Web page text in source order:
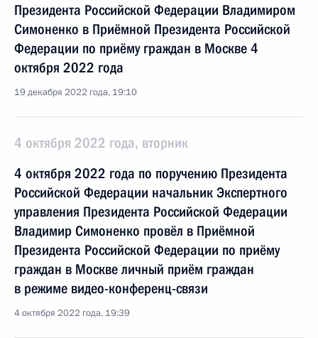
Президента Российской Федерации Владимиром
Симоненко в Приёмной Президента Российской
Федерации по приёму граждан в Москве 4
октября 2022 года
19 декабря 2022 года, 19:10
4 октября 2022 года, вторник
4 октября 2022 года по поручению Президента
Российской Федерации начальник Экспертного
управления Президента Российской Федерации
Владимир Симоненко провёл в Приёмной
Президента Российской Федерации по приёму
граждан в Москве личный приём граждан
в режиме видео-конференц-связи
4 октября 2022 года, 19:39